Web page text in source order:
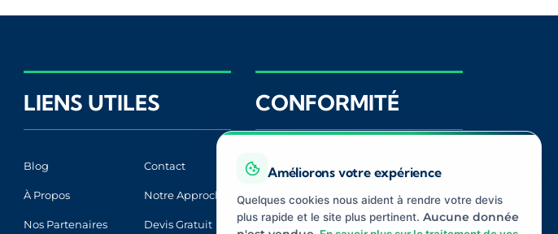
LIENS UTILES
Blog Contact
À Propos Notre Approche
Nos Partenaires Devis Gratuit
CONFORMITÉ
Registre ORIAS ACPR
CNIL
Médiateur
Assurance
Améliorons votre expérience
Quelques cookies nous aident à rendre votre devis
plus rapide et le site plus pertinent. Aucune donnée